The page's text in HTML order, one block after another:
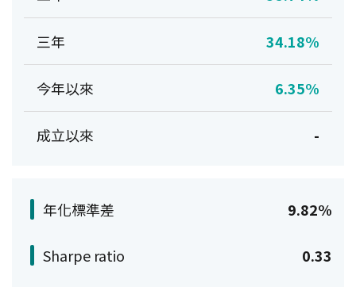
三年 34.18%
今年以來 6.35%
成立以來 -
年化標準差 9.82%
Sharpe ratio 0.33